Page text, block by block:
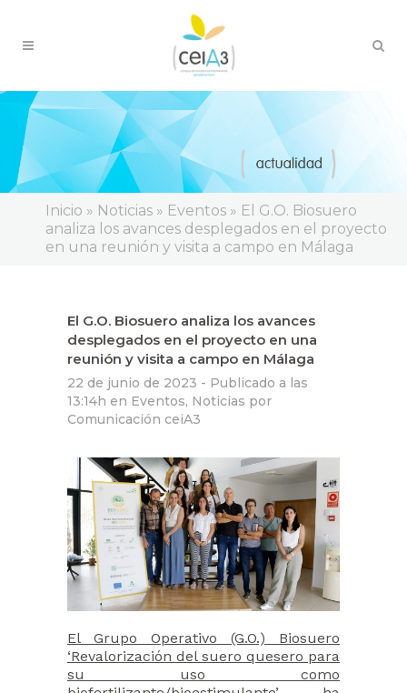
Inicio » Noticias » Eventos » El G.O. Biosuero
analiza los avances desplegados en el proyecto
en una reunión y visita a campo en Málaga
El G.O. Biosuero analiza los avances
desplegados en el proyecto en una
reunión y visita a campo en Málaga
22 de junio de 2023 - Publicado a las
13:14h en Eventos, Noticias por
Comunicación ceiA3
El Grupo Operativo (G.O.) Biosuero
‘Revalorización del suero quesero para
su uso como